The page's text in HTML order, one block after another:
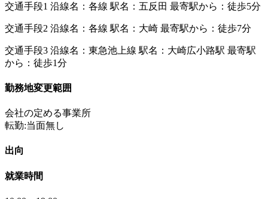
交通手段1 沿線名：各線 駅名：五反田 最寄駅から：徒歩5分
交通手段2 沿線名：各線 駅名：大崎 最寄駅から：徒歩7分
交通手段3 沿線名：東急池上線 駅名：大崎広小路駅 最寄駅
から：徒歩1分
勤務地変更範囲
会社の定める事業所
転勤:当面無し
出向
就業時間